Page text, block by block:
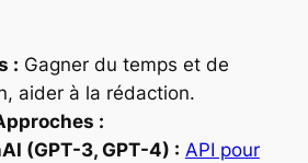
: Gagner du temps et de
aider à la rédaction.
:
(GPT-3, GPT-4) : API pour